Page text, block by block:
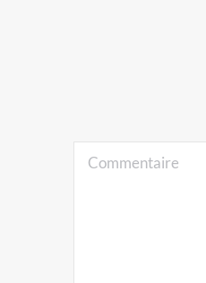
Commentaire